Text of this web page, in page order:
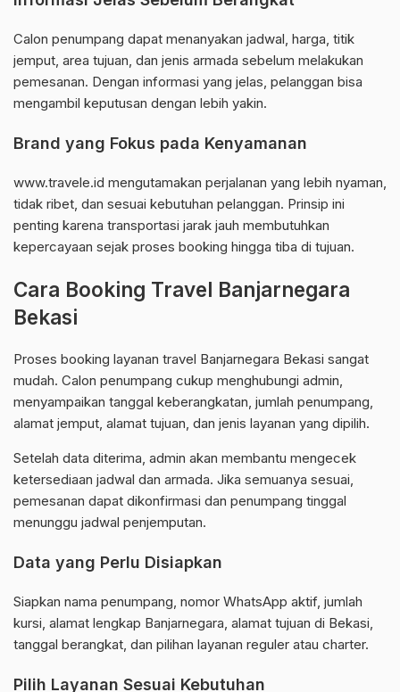
Calon penumpang dapat menanyakan jadwal, harga, titik
jemput, area tujuan, dan jenis armada sebelum melakukan
pemesanan. Dengan informasi yang jelas, pelanggan bisa
mengambil keputusan dengan lebih yakin.
Brand yang Fokus pada Kenyamanan
www.travele.id mengutamakan perjalanan yang lebih nyaman,
tidak ribet, dan sesuai kebutuhan pelanggan. Prinsip ini
penting karena transportasi jarak jauh membutuhkan
kepercayaan sejak proses booking hingga tiba di tujuan.
Cara Booking Travel Banjarnegara
Bekasi
Proses booking layanan travel Banjarnegara Bekasi sangat
mudah. Calon penumpang cukup menghubungi admin,
menyampaikan tanggal keberangkatan, jumlah penumpang,
alamat jemput, alamat tujuan, dan jenis layanan yang dipilih.
Setelah data diterima, admin akan membantu mengecek
ketersediaan jadwal dan armada. Jika semuanya sesuai,
pemesanan dapat dikonfirmasi dan penumpang tinggal
menunggu jadwal penjemputan.
Data yang Perlu Disiapkan
Siapkan nama penumpang, nomor WhatsApp aktif, jumlah
kursi, alamat lengkap Banjarnegara, alamat tujuan di Bekasi,
tanggal berangkat, dan pilihan layanan reguler atau charter.
Pilih Layanan Sesuai Kebutuhan